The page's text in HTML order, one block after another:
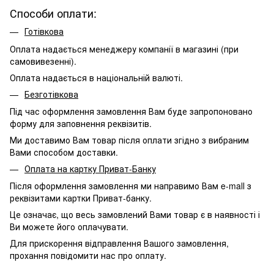
Способи оплати:
Готівкова
Оплата надається менеджеру компанії в магазині (при
самовивезенні).
Оплата надається в національній валюті.
Безготівкова
Під час оформлення замовлення Вам буде запропоновано
форму для заповнення реквізитів.
Ми доставимо Вам товар після оплати згідно з вибраним
Вами способом доставки.
Оплата на картку Приват-Банку
Після оформлення замовлення ми направимо Вам e-mall з
реквізитами картки Приват-банку.
Це означає, що весь замовлений Вами товар є в наявності і
Ви можете його оплачувати.
Для прискорення відправлення Вашого замовлення,
прохання повідомити нас про оплату.